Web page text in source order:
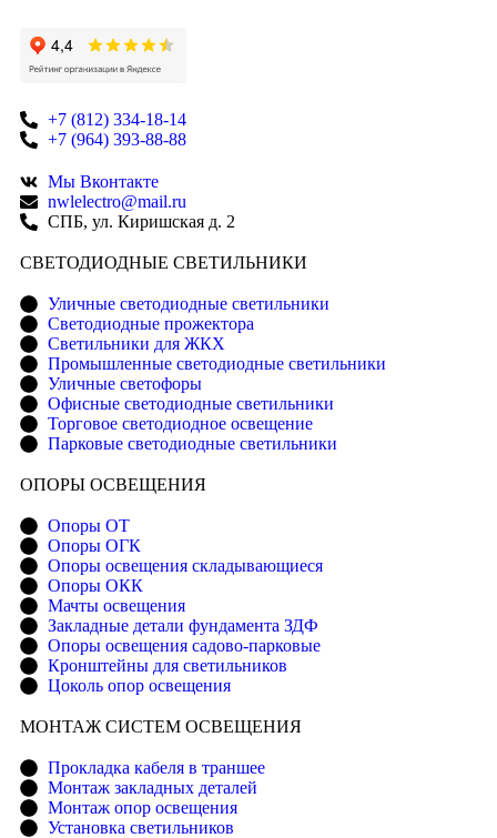
+7 (812) 334-18-14
+7 (964) 393-88-88
Мы Вконтакте
nwlelectro@mail.ru
СПБ, ул. Киришская д. 2
CВЕТОДИОДНЫЕ СВЕТИЛЬНИКИ
Уличные светодиодные светильники
Светодиодные прожектора
Светильники для ЖКХ
Промышленные светодиодные светильники
Уличные светофоры
Офисные светодиодные светильники
Торговое светодиодное освещение
Парковые светодиодные светильники
ОПОРЫ ОСВЕЩЕНИЯ
Опоры ОТ
Опоры ОГК
Опоры освещения складывающиеся
Опоры ОКК
Мачты освещения
Закладные детали фундамента ЗДФ
Опоры освещения садово-парковые
Кронштейны для светильников
Цоколь опор освещения
МОНТАЖ СИСТЕМ ОСВЕЩЕНИЯ
Прокладка кабеля в траншее
Монтаж закладных деталей
Монтаж опор освещения
Установка светильников